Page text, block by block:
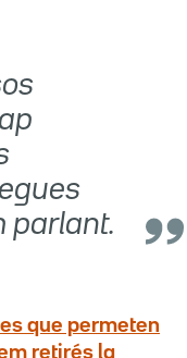
parlant.
que permeten
retirés la